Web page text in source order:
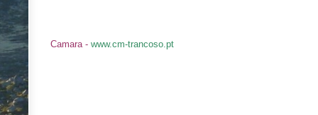
Camara - www.cm-trancoso.pt